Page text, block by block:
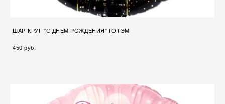
ШАР-КРУГ "С ДНЕМ РОЖДЕНИЯ" ГОТЭМ
450 pуб.